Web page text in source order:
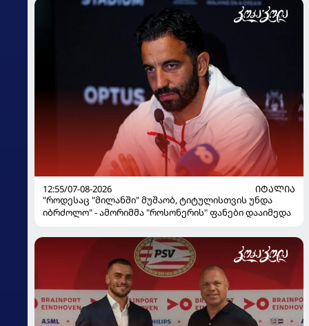
12:55/07-08-2026
ᲘᲢᲐᲚᲘᲐ
"როდესაც "მილანში" მუშაობ, ტიტულისთვის უნდა
იბრძოლო" - ამორიმმა "როსონერის" ფანები დააიმედა